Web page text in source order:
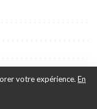
| Créé par Ewing
votre expérience. En